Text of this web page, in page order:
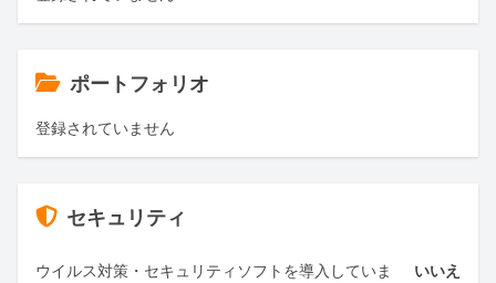
ポートフォリオ
登録されていません
セキュリティ
ウイルス対策・セキュリティソフトを導入していま
いいえ